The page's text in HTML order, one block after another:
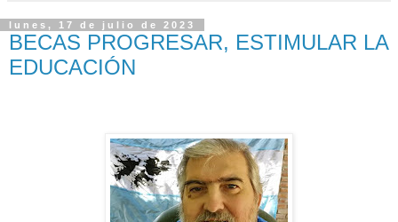
lunes, 17 de julio de 2023
BECAS PROGRESAR, ESTIMULAR LA
EDUCACIÓN